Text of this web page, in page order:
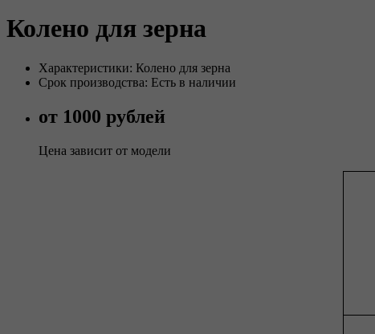
Колено для зерна
Характеристики: Колено для зерна
Срок производства: Есть в наличии
от 1000 рублей
Цена зависит от модели